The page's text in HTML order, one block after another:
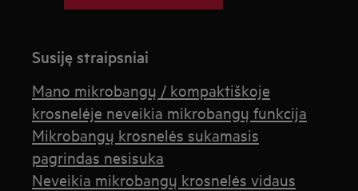
Susiję straipsniai
Mano mikrobangų / kompaktiškoje
krosnelėje neveikia mikrobangų funkcija
Mikrobangų krosnelės sukamasis
pagrindas nesisuka
Neveikia mikrobangų krosnelės vidaus